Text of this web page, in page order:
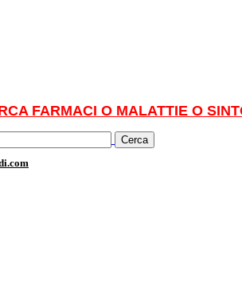
FARMACI O MALATTIE O